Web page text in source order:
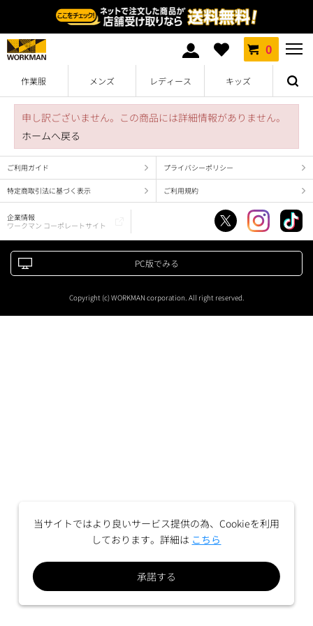
0
作業服 メンズ レディース キッズ
申し訳ございません。この商品には詳細情報がありません。
ホームへ戻る
ご利用ガイド プライバシーポリシー
特定商取引法に基づく表示 ご利用規約
企業情報
ワークマン コーポレートサイト
PC版でみる
Copyright (c) WORKMAN corporation. All right reserved.
当サイトではより良いサービス提供の為、Cookieを利用
しております。詳細は こちら
承諾する